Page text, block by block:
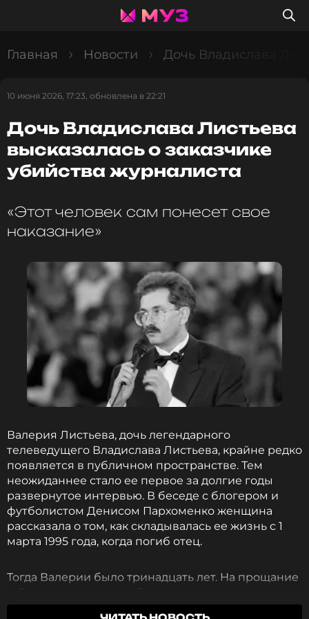
Главная Новости Дочь Владислава
10 июня 2026, 17:23, обновлена в 22:21
Дочь Владислава Листьева
высказалась о заказчике
убийства журналиста
«Этот человек сам понесет свое
наказание»
Валерия Листьева, дочь легендарного
телеведущего Владислава Листьева, крайне редко
появляется в публичном пространстве. Тем
неожиданнее стало ее первое за долгие годы
развернутое интервью. В беседе с блогером и
футболистом Денисом Пархоменко женщина
рассказала о том, как складывалась ее жизнь с 1
марта 1995 года, когда погиб отец.
Тогда Валерии было тринадцать лет. На прощание
в Останкино и на кладбище семья не поехала из-
за травли в СМИ.«С самой гибели папы всю